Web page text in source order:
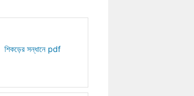
শিকড়ের সন্ধানে pdf